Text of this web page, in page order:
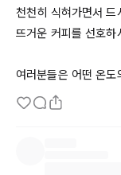
천천히 식혀가면서 드
뜨거운 커피를 선호하
여러분들은 어떤 온